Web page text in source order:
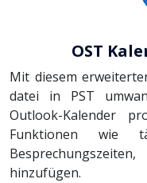
OST
Mit diesem
datei in PST
Outlook-Kalender
Funktionen wie
hinzufügen.